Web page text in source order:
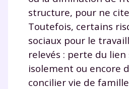
structure, pour ne
Toutefois, certains
sociaux pour le
relevés : perte du lien
isolement ou encore
concilier vie de